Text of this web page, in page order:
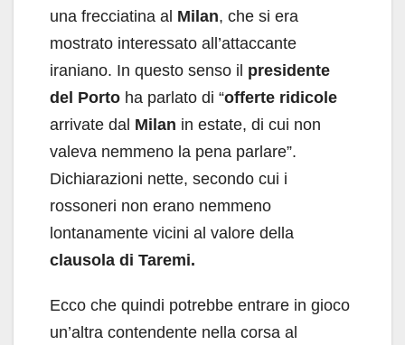
una frecciatina al Milan, che si era
mostrato interessato all’attaccante
iraniano. In questo senso il presidente
del Porto ha parlato di “offerte ridicole
arrivate dal Milan in estate, di cui non
valeva nemmeno la pena parlare”.
Dichiarazioni nette, secondo cui i
rossoneri non erano nemmeno
lontanamente vicini al valore della
clausola di Taremi.
Ecco che quindi potrebbe entrare in gioco
un’altra contendente nella corsa al